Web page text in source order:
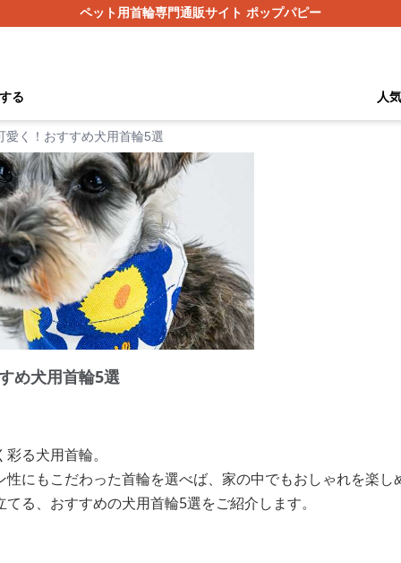
ペット用首輪専門通販サイト ポップパピー
る 人
愛く！おすすめ犬用首輪5選
め犬用首輪5選
る犬用首輪。
にもこだわった首輪を選べば、家の中でもおしゃれを楽し
る、おすすめの犬用首輪5選をご紹介します。